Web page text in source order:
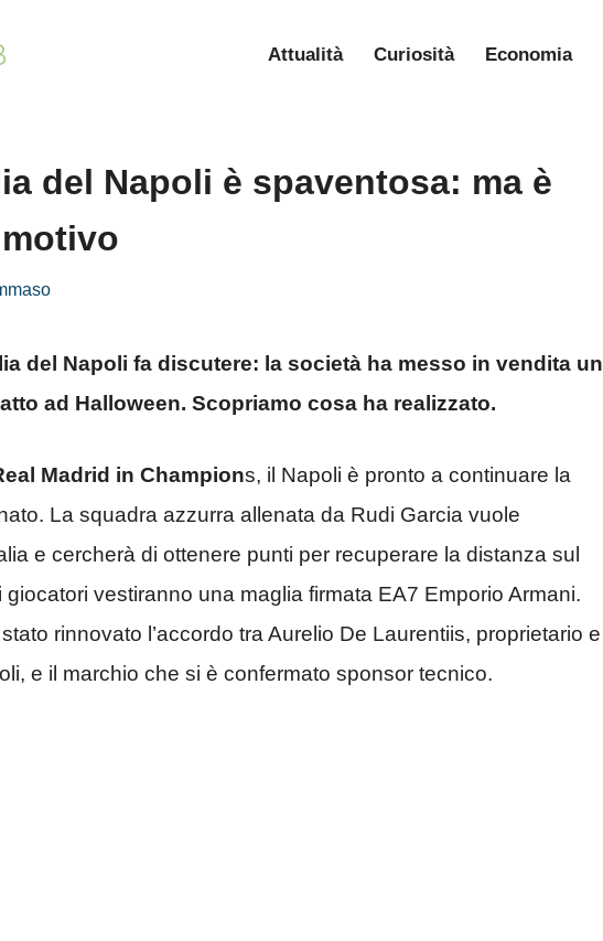
Attualità Curiosità Economia
del Napoli è spaventosa: ma è
del Napoli fa discutere: la società ha messo in vendita un
ad Halloween. Scopriamo cosa ha realizzato.
Madrid in Champions, il Napoli è pronto a continuare la
La squadra azzurra allenata da Rudi Garcia vuole
e cercherà di ottenere punti per recuperare la distanza sul
vestiranno una maglia firmata EA7 Emporio Armani.
rinnovato l’accordo tra Aurelio De Laurentiis, proprietario e
e il marchio che si è confermato sponsor tecnico.